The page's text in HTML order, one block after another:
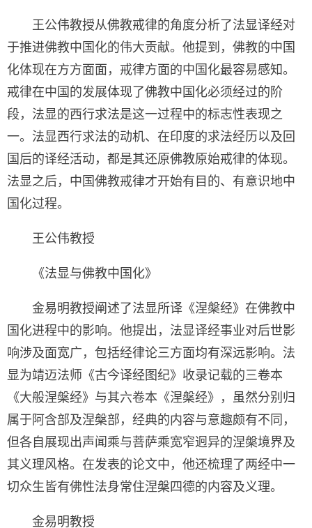
王公伟教授从佛教戒律的角度分析了法显译经对
于推进佛教中国化的伟大贡献。他提到，佛教的中国
化体现在方方面面，戒律方面的中国化最容易感知。
戒律在中国的发展体现了佛教中国化必须经过的阶
段，法显的西行求法是这一过程中的标志性表现之
一。法显西行求法的动机、在印度的求法经历以及回
国后的译经活动，都是其还原佛教原始戒律的体现。
法显之后，中国佛教戒律才开始有目的、有意识地中
国化过程。
王公伟教授
《法显与佛教中国化》
金易明教授阐述了法显所译《涅槃经》在佛教中
国化进程中的影响。他提出，法显译经事业对后世影
响涉及面宽广，包括经律论三方面均有深远影响。法
显为靖迈法师《古今译经图纪》收录记载的三卷本
《大般涅槃经》与其六卷本《涅槃经》，虽然分别归
属于阿含部及涅槃部，经典的内容与意趣颇有不同，
但各自展现出声闻乘与菩萨乘宽窄迥异的涅槃境界及
其义理风格。在发表的论文中，他还梳理了两经中一
切众生皆有佛性法身常住涅槃四德的内容及义理。
金易明教授